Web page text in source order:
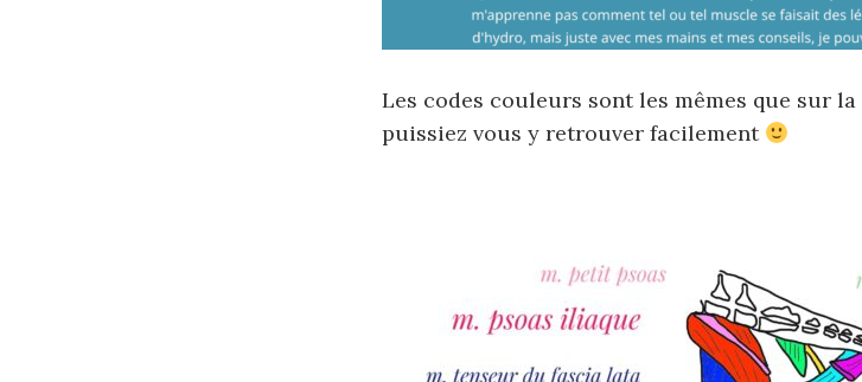
Les codes couleurs sont les mêmes que sur la
puissiez vous y retrouver facilement